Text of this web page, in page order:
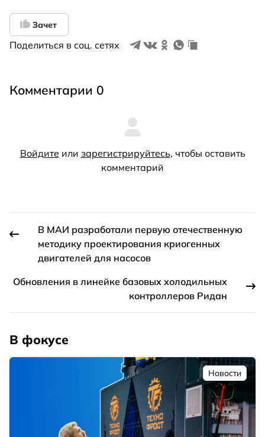
Зачет
Поделиться в соц. сетях
Комментарии 0
Войдите или зарегистрируйтесь, чтобы оставить
комментарий
В МАИ разработали первую отечественную
методику проектирования криогенных
двигателей для насосов
Обновления в линейке базовых холодильных
контроллеров Ридан
В фокусе
Новости